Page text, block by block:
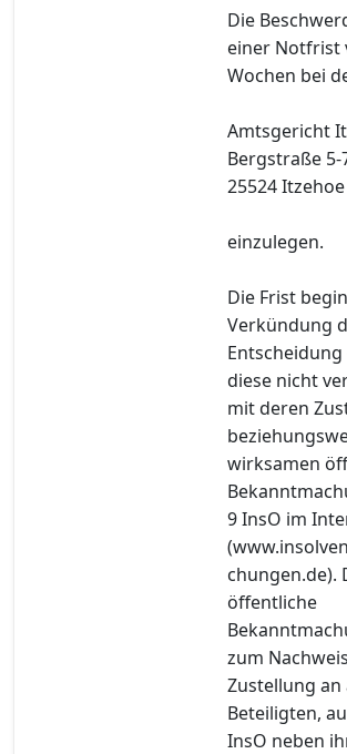
Die
einer Notfrist
Wochen bei
Amtsgericht
Bergstraße 5-
25524 Itzehoe
einzulegen.
Die Frist
Verkündung
diese nicht
mit deren
wirksamen
9 InsO im
chungen.de).
öffentliche
zum
Zustellung an
Beteiligten,
InsO neben